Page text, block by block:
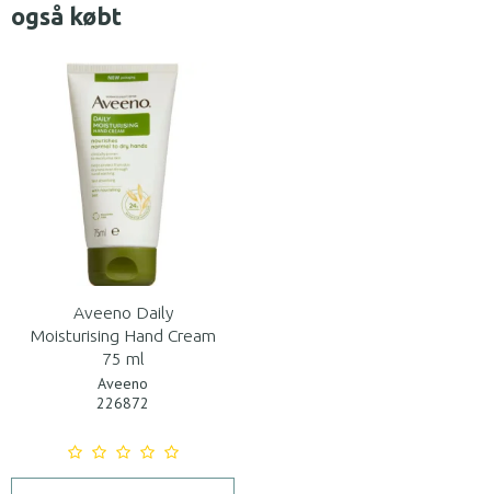
også købt
Aveeno Daily
Moisturising Hand Cream
75 ml
Aveeno
226872